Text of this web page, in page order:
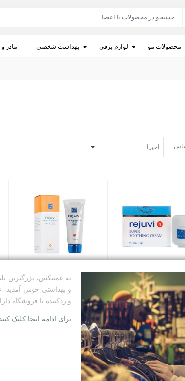
محصولات مو لوازم برقی بهداشت شخصی مادر
به عمتیکس، بزرگترین
و بهداشتی خوش آمدید.
واردکننده با فروشگاه
برای ادامه اینجا کلیک کنید
كرم ضد آفتاب بی رنگ رجووی
بازرگانی کیا